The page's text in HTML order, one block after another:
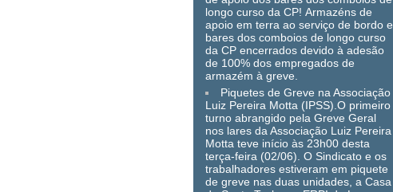
longo curso da CP! Armazéns de
apoio em terra ao serviço de bordo e
bares dos comboios de longo curso
da CP encerrados devido à adesão
de 100% dos empregados de
armazém à greve.
Piquetes de Greve na Associação
Luiz Pereira Motta (IPSS).O primeiro
turno abrangido pela Greve Geral
nos lares da Associação Luiz Pereira
Motta teve início às 23h00 desta
terça-feira (02/06). O Sindicato e os
trabalhadores estiveram em piquete
de greve nas duas unidades, a Casa